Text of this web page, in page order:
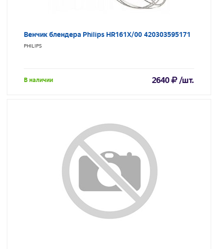
Венчик блендера Philips HR161X/00 420303595171
PHILIPS
В наличии 2640 /шт.